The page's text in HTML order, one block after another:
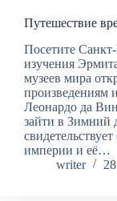
Путешествие
Посетите
изучения
музеев мира
произведениям
Леонардо да
зайти в Зимний
империи и её…
writer